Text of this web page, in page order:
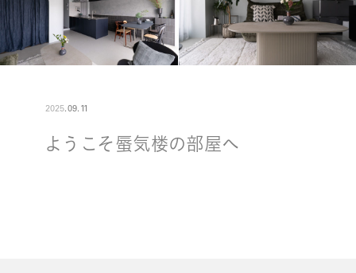
2025.09. 11
ようこそ蜃気楼の部屋へ